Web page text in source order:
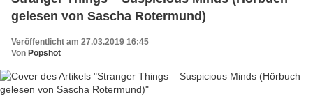
gelesen von Sascha Rotermund)
Veröffentlicht am 27.03.2019 16:45
Von Popshot